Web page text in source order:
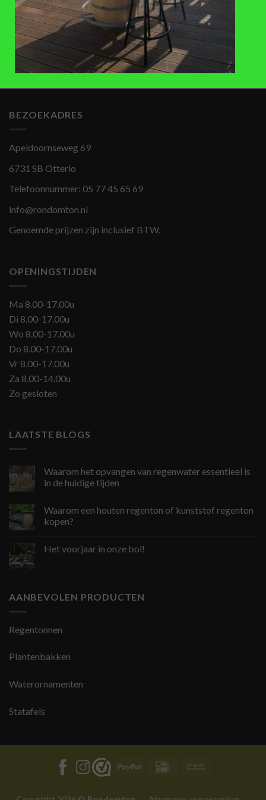
ACCESSOIRES
Lage Bankirai houten
regentonverhoging (54,5-58 cm),
225L
ACCESSOIRES
Beukenhouten kraan, middel
23,95
BEZOEKADRES
Apeldoornseweg 69
6731 SB Otterlo
Telefoonnummer: 05 77 45 65 69
info@rondomton.nl
Genoemde prijzen zijn inclusief BTW.
OPENINGSTIJDEN
Ma 8.00-17.00u
Di 8.00-17.00u
Wo 8.00-17.00u
Do 8.00-17.00u
Vr 8.00-17.00u
Za 8.00-14.00u
Zo gesloten
LAATSTE BLOGS
Waarom het opvangen van regenwater essentieel is
in de huidige tijden
Waarom een houten regenton of kunststof regenton
kopen?
Het voorjaar in onze bol!
AANBEVOLEN PRODUCTEN
Regentonnen
Plantenbakken
Waterornamenten
Statafels
PayPal IDeal